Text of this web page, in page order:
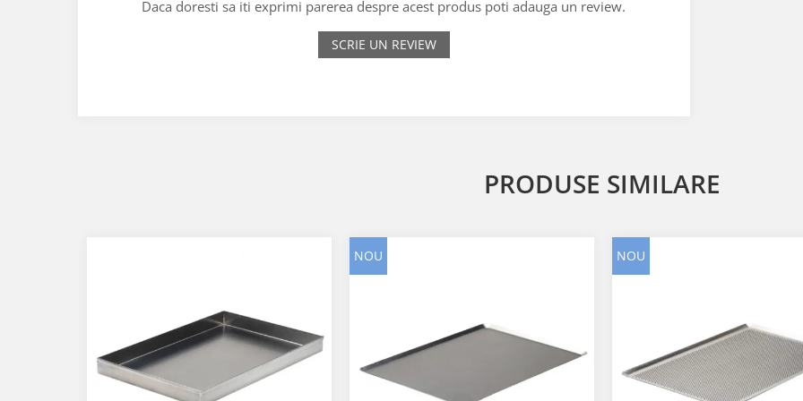
Daca doresti sa iti exprimi parerea despre acest produs poti adauga un review.
SCRIE UN REVIEW
PRODUSE SIMILARE
NOU NOU